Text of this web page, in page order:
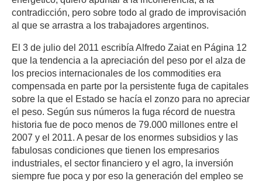
contradicción, pero sobre todo al grado de improvisación
al que se arrastra a los trabajadores argentinos.
El 3 de julio del 2011 escribía Alfredo Zaiat en Página 12
que la tendencia a la apreciación del peso por el alza de
los precios internacionales de los commodities era
compensada en parte por la persistente fuga de capitales
sobre la que el Estado se hacía el zonzo para no apreciar
el peso. Según sus números la fuga récord de nuestra
historia fue de poco menos de 79.000 millones entre el
2007 y el 2011. A pesar de los enormes subsidios y las
fabulosas condiciones que tienen los empresarios
industriales, el sector financiero y el agro, la inversión
siempre fue poca y por eso la generación del empleo se